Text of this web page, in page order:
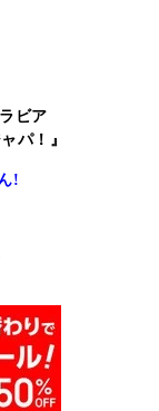
ビア
パ！』
!